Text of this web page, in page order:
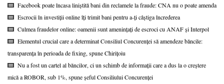
Facebook poate încasa liniștită bani din reclamele la fraude: CNA nu o poate amenda
Escrocii în investiții online îți trimit bani pentru a-ți câștiga încrederea
Culmea fraudelor online: oamenii sunt amenințați de escroci cu ANAF și Interpol
Elementul crucial care a determinat Consiliul Concurenței să amendeze băncile:
transparența în perioada de fixing, spune Chirițoiu
Nu a fost un cartel al băncilor, ci un schimb de informații care a dus la o creștere
mică a ROBOR, sub 1%, spune șeful Consiliului Concurenței